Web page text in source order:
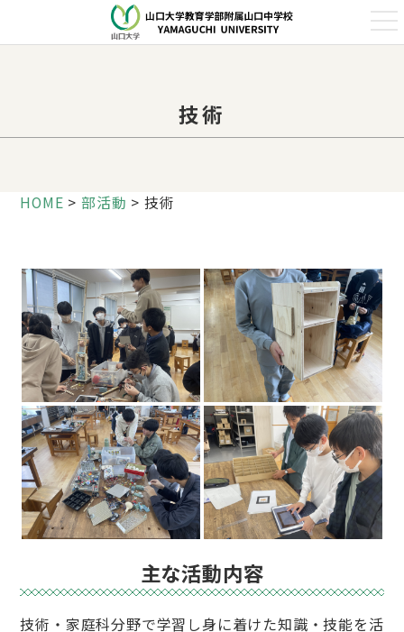
t
o
g
i
技術
HOME > 部活動 > 技術
主な活動内容
技術・家庭科分野で学習し身に着けた知識・技能を活